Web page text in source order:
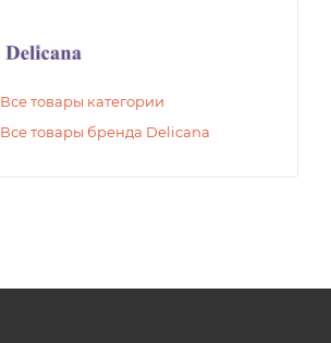
Все товары категории
Все товары бренда Delicana